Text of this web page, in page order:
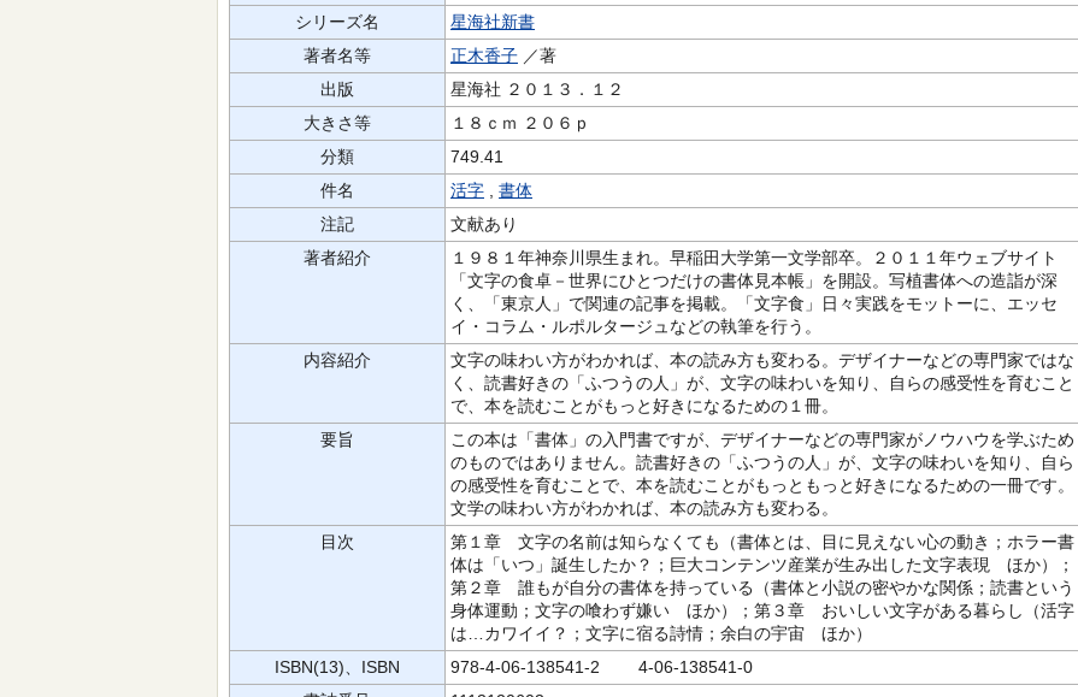
シリーズ名
星海社新書
著者名等
正木香子 ／著
出版
星海社 ２０１３．１２
大きさ等
１８ｃｍ ２０６ｐ
分類
749.41
件名
活字 , 書体
注記
文献あり
著者紹介
１９８１年神奈川県生まれ。早稲田大学第一文学部卒。２０１１年ウェブサイト
「文字の食卓－世界にひとつだけの書体見本帳」を開設。写植書体への造詣が深
く、「東京人」で関連の記事を掲載。「文字食」日々実践をモットーに、エッセ
イ・コラム・ルポルタージュなどの執筆を行う。
内容紹介
文字の味わい方がわかれば、本の読み方も変わる。デザイナーなどの専門家ではな
く、読書好きの「ふつうの人」が、文字の味わいを知り、自らの感受性を育むこと
で、本を読むことがもっと好きになるための１冊。
要旨
この本は「書体」の入門書ですが、デザイナーなどの専門家がノウハウを学ぶため
のものではありません。読書好きの「ふつうの人」が、文字の味わいを知り、自ら
の感受性を育むことで、本を読むことがもっともっと好きになるための一冊です。
文学の味わい方がわかれば、本の読み方も変わる。
目次
第１章 文字の名前は知らなくても（書体とは、目に見えない心の動き；ホラー書
体は「いつ」誕生したか？；巨大コンテンツ産業が生み出した文字表現 ほか）；
第２章 誰もが自分の書体を持っている（書体と小説の密やかな関係；読書という
身体運動；文字の喰わず嫌い ほか）；第３章 おいしい文字がある暮らし（活字
は…カワイイ？；文字に宿る詩情；余白の宇宙 ほか）
ISBN(13)、ISBN
978-4-06-138541-2 4-06-138541-0